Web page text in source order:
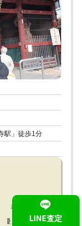
駅」徒歩1分
、初めて行くに
優しい方が多LINE査定